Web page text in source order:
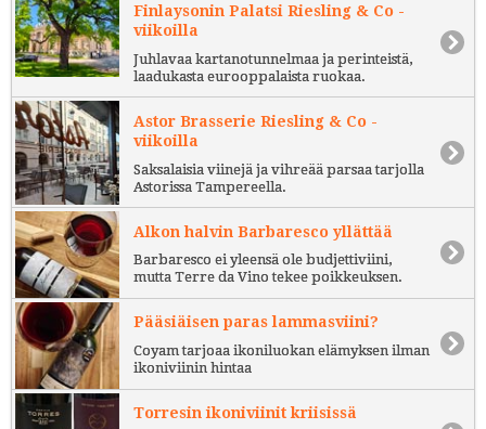
Finlaysonin Palatsi Riesling & Co -
viikoilla
Juhlavaa kartanotunnelmaa ja perinteistä,
laadukasta eurooppalaista ruokaa.
Astor Brasserie Riesling & Co -
viikoilla
Saksalaisia viinejä ja vihreää parsaa tarjolla
Astorissa Tampereella.
Alkon halvin Barbaresco yllättää
Barbaresco ei yleensä ole budjettiviini,
mutta Terre da Vino tekee poikkeuksen.
Pääsiäisen paras lammasviini?
Coyam tarjoaa ikoniluokan elämyksen ilman
ikoniviinin hintaa
Torresin ikoniviinit kriisissä